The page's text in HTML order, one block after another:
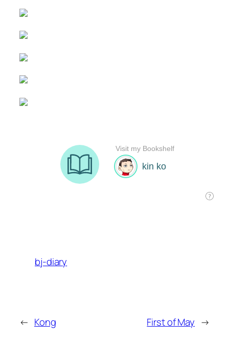
bj-diary
← Kong First of May →